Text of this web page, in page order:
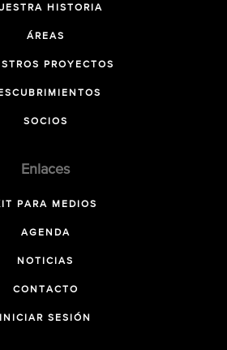
HISTORIA
ÁREAS
PROYECTOS
SOCIOS
Enlaces
PARA MEDIOS
AGENDA
NOTICIAS
CONTACTO
INICIAR SESIÓN